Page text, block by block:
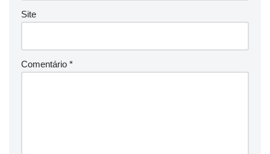
Site
Comentário *